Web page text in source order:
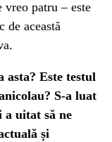
patru – este
de această
asta? Este testul
S-a luat
a uitat să ne
și